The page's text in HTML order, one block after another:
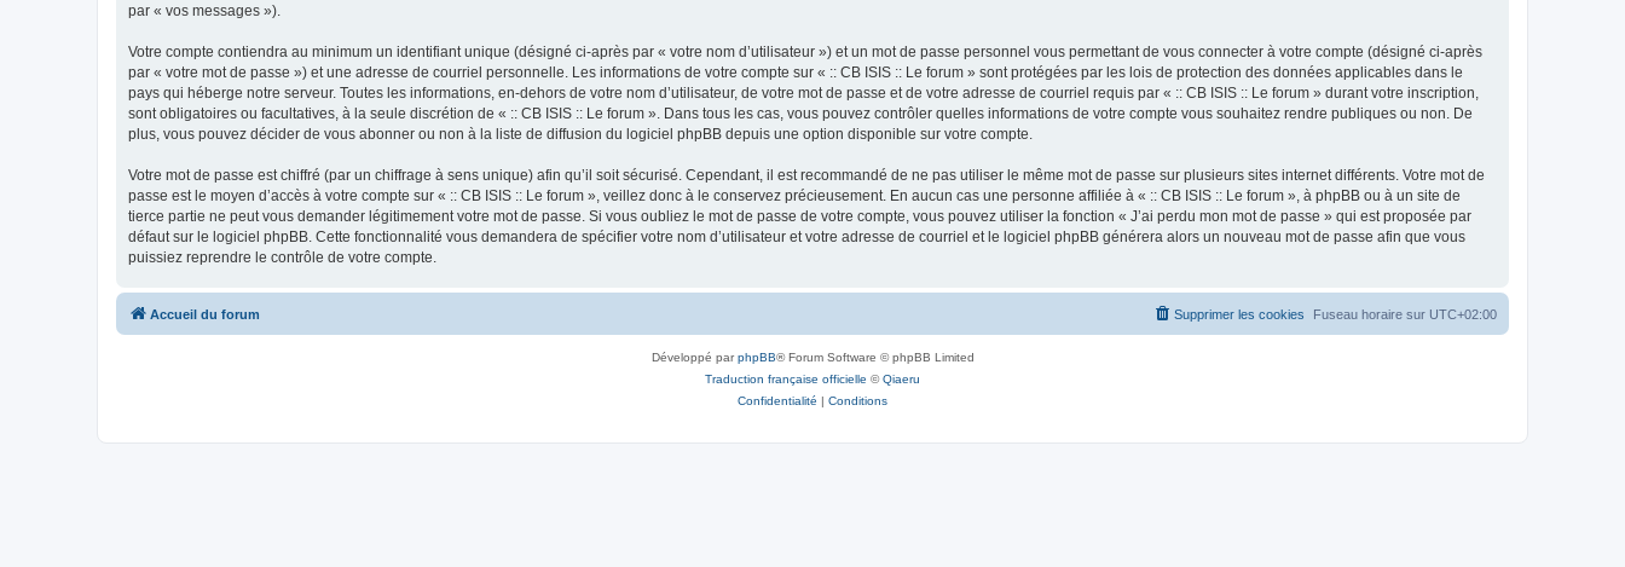
par « vos messages »).
Votre compte contiendra au minimum un identifiant unique (désigné ci-après par « votre nom d’utilisateur ») et un mot de passe personnel vous permettant de vous connecter à votre compte (désigné ci-après
par « votre mot de passe ») et une adresse de courriel personnelle. Les informations de votre compte sur « :: CB ISIS :: Le forum » sont protégées par les lois de protection des données applicables dans le
pays qui héberge notre serveur. Toutes les informations, en-dehors de votre nom d’utilisateur, de votre mot de passe et de votre adresse de courriel requis par « :: CB ISIS :: Le forum » durant votre inscription,
sont obligatoires ou facultatives, à la seule discrétion de « :: CB ISIS :: Le forum ». Dans tous les cas, vous pouvez contrôler quelles informations de votre compte vous souhaitez rendre publiques ou non. De
plus, vous pouvez décider de vous abonner ou non à la liste de diffusion du logiciel phpBB depuis une option disponible sur votre compte.
Votre mot de passe est chiffré (par un chiffrage à sens unique) afin qu’il soit sécurisé. Cependant, il est recommandé de ne pas utiliser le même mot de passe sur plusieurs sites internet différents. Votre mot de
passe est le moyen d’accès à votre compte sur « :: CB ISIS :: Le forum », veillez donc à le conservez précieusement. En aucun cas une personne affiliée à « :: CB ISIS :: Le forum », à phpBB ou à un site de
tierce partie ne peut vous demander légitimement votre mot de passe. Si vous oubliez le mot de passe de votre compte, vous pouvez utiliser la fonction « J’ai perdu mon mot de passe » qui est proposée par
défaut sur le logiciel phpBB. Cette fonctionnalité vous demandera de spécifier votre nom d’utilisateur et votre adresse de courriel et le logiciel phpBB générera alors un nouveau mot de passe afin que vous
puissiez reprendre le contrôle de votre compte.
Accueil du forum Fuseau horaire sur UTC+02:00
Supprimer les cookies
Développé parphpBB® Forum Software © phpBB Limited
Traduction française officielle ©Qiaeru
Confidentialité | Conditions